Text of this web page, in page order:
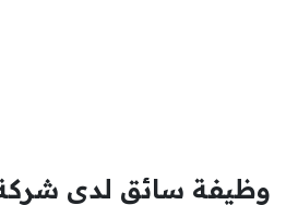
وظيفة سائق لدى شركة